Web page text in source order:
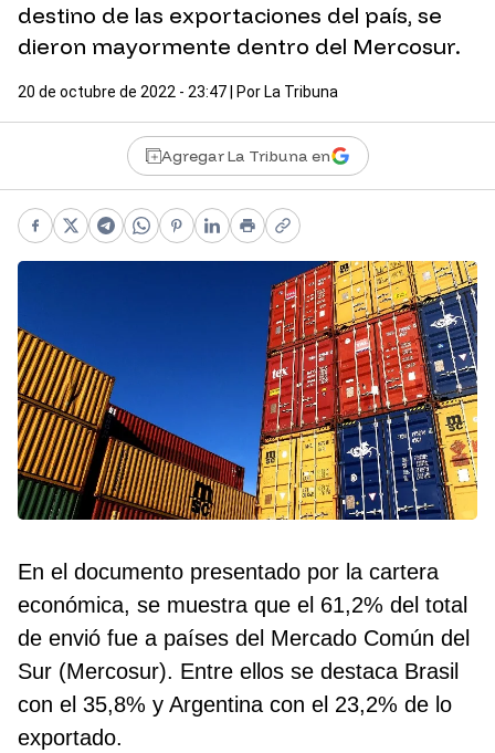
destino de las exportaciones del país, se
dieron mayormente dentro del Mercosur.
20 de octubre de 2022 - 23:47 | Por La Tribuna
Agregar La Tribuna en
Facebook
X Telegram
WhatsApp
Pinterest
LinkedIn
PrintCopy link
En el documento presentado por la cartera
económica, se muestra que el 61,2% del total
de envió fue a países del Mercado Común del
Sur (Mercosur). Entre ellos se destaca Brasil
con el 35,8% y Argentina con el 23,2% de lo
exportado.